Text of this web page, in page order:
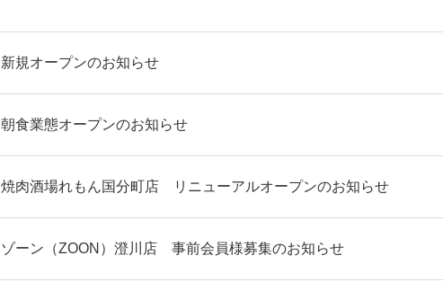
新規オープンのお知らせ
朝食業態オープンのお知らせ
焼肉酒場れもん国分町店 リニューアルオープンのお知らせ
ゾーン（ZOON）澄川店 事前会員様募集のお知らせ